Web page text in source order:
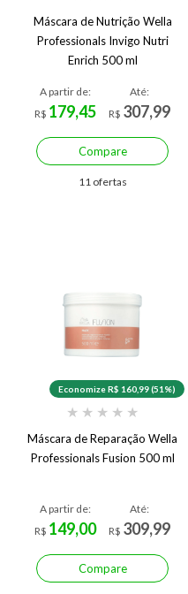
Máscara de Nutrição Wella
Professionals Invigo Nutri
Enrich 500 ml
A partir de:
R$ 179,45
Até:
R$ 307,99
Compare
11 ofertas
Economize R$ 160,99 (51%)
★ ★ ★ ★ ★
Máscara de Reparação Wella
Professionals Fusion 500 ml
A partir de:
R$ 149,00
Até:
R$ 309,99
Compare